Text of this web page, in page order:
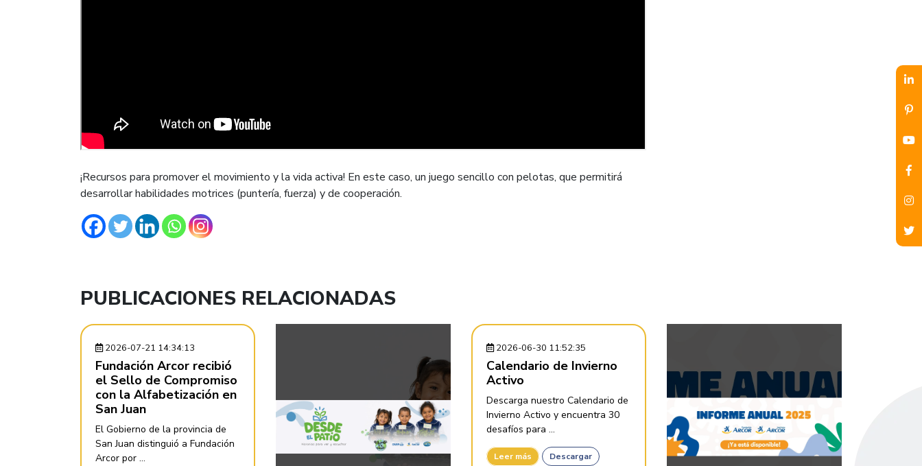
¡Recursos para promover el movimiento y la vida activa! En este caso, un juego sencillo con pelotas, que permitirá
desarrollar habilidades motrices (puntería, fuerza) y de cooperación.
PUBLICACIONES RELACIONADAS
2026-07-21 14:34:13
Fundación Arcor recibió
el Sello de Compromiso
con la Alfabetización en
San Juan
El Gobierno de la provincia de
San Juan distinguió a Fundación
Arcor por ...
2026-06-30 11:52:35
Calendario de Invierno
Activo
Descarga nuestro Calendario de
Invierno Activo y encuentra 30
desafíos para ...
Leer más Descargar